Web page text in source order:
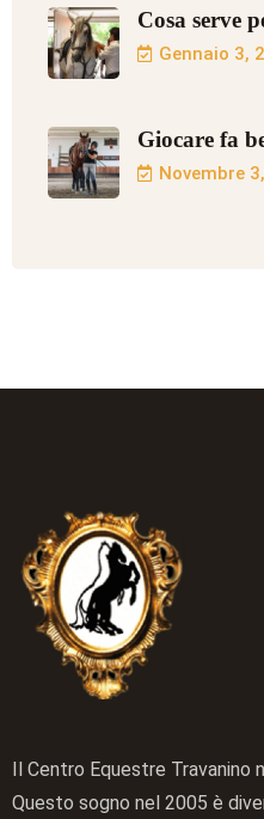
Cosa serve
Gennaio 3,
Giocare fa
Novembre
Il Centro Equestre Travanino
Questo sogno nel 2005 è